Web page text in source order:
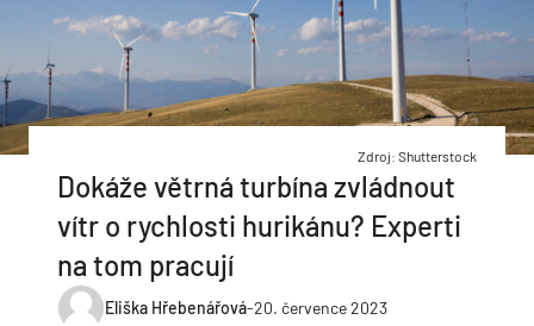
Zdroj: Shutterstock
Dokáže větrná turbína zvládnout
vítr o rychlosti hurikánu? Experti
na tom pracují
Eliška Hřebenářová-20. července 2023